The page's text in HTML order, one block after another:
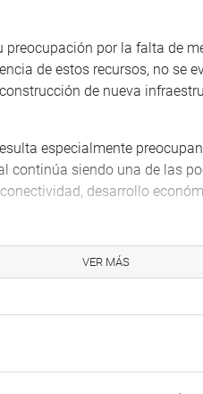
por la falta de
de estos recursos, no se
de nueva
especialmente
continúa siendo una de las
desarrollo
velocidades. Mientras
que permitan cerrar
recursos y promover
beneficio de las regiones del
VER MÁS